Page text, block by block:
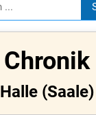
Chronik
Halle (Saale)